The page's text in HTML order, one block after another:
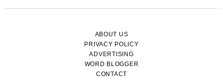
ABOUT US
PRIVACY POLICY
ADVERTISING
WORD BLOGGER
CONTACT